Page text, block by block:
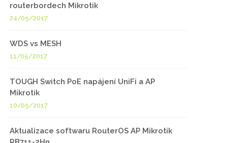
routerbordech Mikrotik
24/05/2017
WDS vs MESH
11/05/2017
TOUGH Switch PoE napájení UniFi a AP
Mikrotik
10/05/2017
Aktualizace softwaru RouterOS AP Mikrotik